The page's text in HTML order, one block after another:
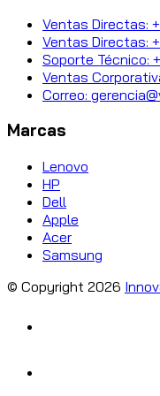
Ventas Directas:
Ventas Directas:
Soporte Técnico:
Ventas
Correo:
Marcas
Lenovo
HP
Dell
Apple
Acer
Samsung
© Copyright 2026